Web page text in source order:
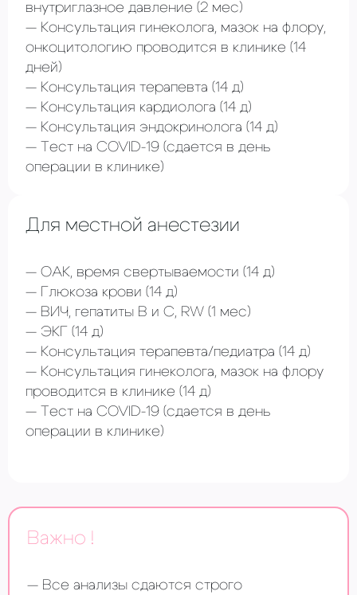
внутриглазное давление (2 мес)
Консультация гинеколога, мазок на флору,
онкоцитологию проводится в клинике (14
дней)
Консультация терапевта (14 д)
Консультация кардиолога (14 д)
Консультация эндокринолога (14 д)
Тест на COVID-19 (сдается в день
операции в клинике)
Для местной анестезии
ОАК, время свертываемости (14 д)
Глюкоза крови (14 д)
ВИЧ, гепатиты В и С, RW (1 мес)
ЭКГ (14 д)
Консультация терапевта/педиатра (14 д)
Консультация гинеколога, мазок на флору
проводится в клинике (14 д)
Тест на COVID-19 (сдается в день
операции в клинике)
Важно !
Все анализы сдаются строго